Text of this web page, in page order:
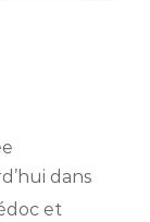
dans
et